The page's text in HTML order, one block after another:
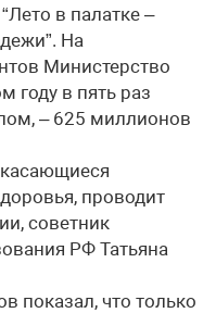
в палатке –
На
Министерство
году в пять раз
– 625 миллионов
проводит
советник
РФ Татьяна
показал, что только